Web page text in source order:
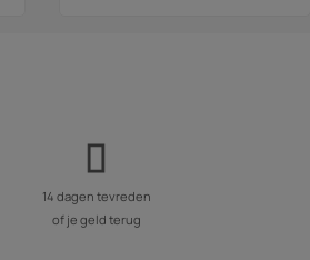
14 dagen tevreden
of je geld terug